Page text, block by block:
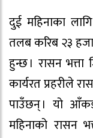
दुई महिनाका
तलब करिब २३
हुन्छ । रासन
कार्यरत प्रहरीले
पाउँछन् । यो
महिनाको रासन